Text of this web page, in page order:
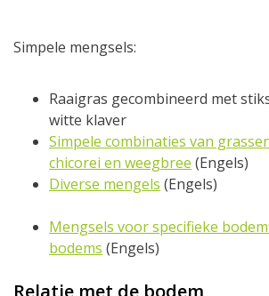
Simpele
Raaigras gecombineerd met
witte
Simpele combinaties van
chicorei en weegbree (Engels)
Diverse mengels
Mengsels voor specifieke
bodems (Engels)